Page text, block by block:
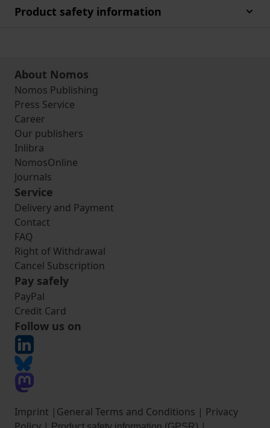
Product safety information
About Nomos
Nomos Publishing
Press Service
Career
Our publishers
Inlibra
NomosOnline
Journals
Service
Delivery and Payment
Contact
FAQ
Right of Withdrawal
Cancel Subscription
Pay safely
PayPal
Credit Card
Follow us on
Imprint | General Terms and Conditions | Privacy